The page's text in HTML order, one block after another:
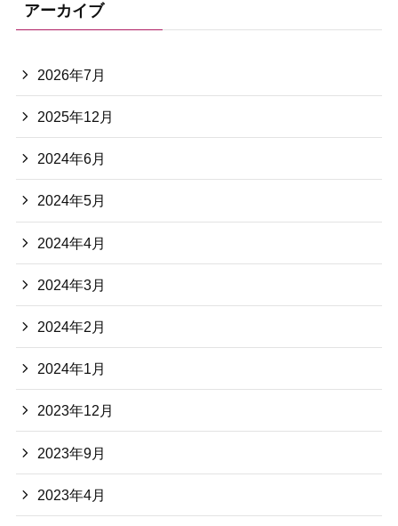
アーカイブ
2026年7月
2025年12月
2024年6月
2024年5月
2024年4月
2024年3月
2024年2月
2024年1月
2023年12月
2023年9月
2023年4月